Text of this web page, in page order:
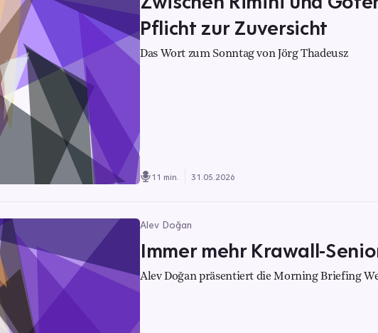
Pflicht zur Zuversicht
Das Wort zum Sonntag von Jörg Thadeusz
11 min. 31.05.2026
Alev Doğan
Immer mehr Krawall-
Alev Doğan präsentiert die Morning Briefing